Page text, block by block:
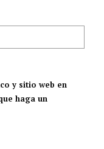
y sitio web en
haga un